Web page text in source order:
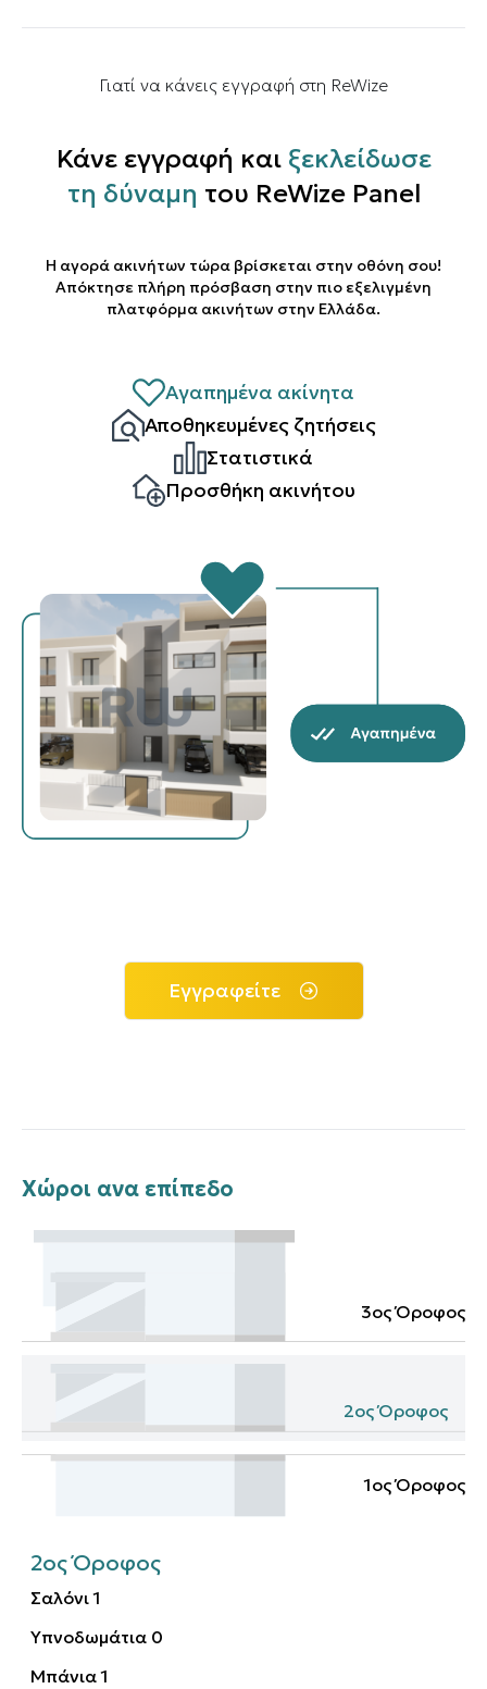
Γιατί να κάνεις εγγραφή στη ReWize
Κάνε εγγραφή και ξεκλείδωσε
τη δύναμη του ReWize Panel
Η αγορά ακινήτων τώρα βρίσκεται στην οθόνη σου!
Απόκτησε πλήρη πρόσβαση στην πιο εξελιγμένη
πλατφόρμα ακινήτων στην Ελλάδα.
Αγαπημένα ακίνητα
Αποθηκευμένες ζητήσεις
Στατιστικά
Προσθήκη ακινήτου
Εγγραφείτε
Χώροι ανα επίπεδο
3ος Όροφος
2ος Όροφος
1ος Όροφος
2ος Όροφος
Σαλόνι 1
Υπνοδωμάτια 0
Μπάνια 1